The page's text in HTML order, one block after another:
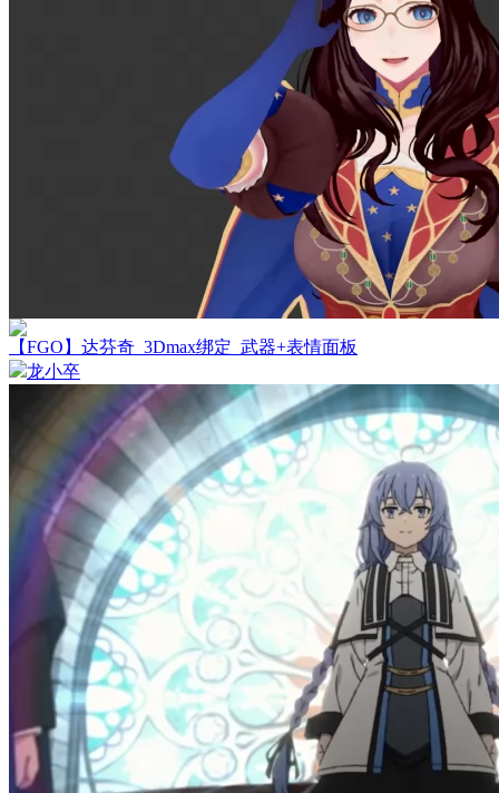
【FGO】达芬奇_3Dmax绑定_武器+表情面板
龙小卒